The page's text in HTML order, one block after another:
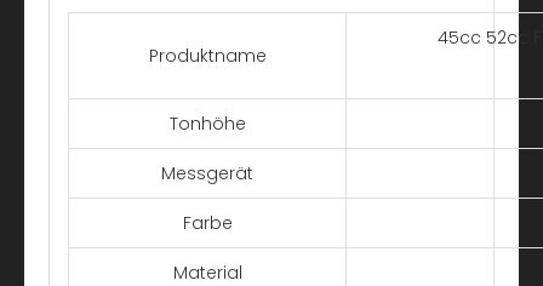
Produktname
45cc 52cc
Tonhöhe
Messgerät
Farbe
Material